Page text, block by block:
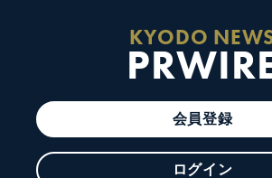
KYODO
会員登録
ログイン